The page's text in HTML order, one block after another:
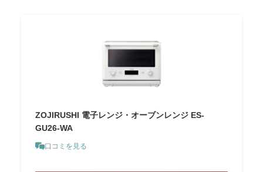
ZOJIRUSHI 電子レンジ・オーブンレンジ ES-
GU26-WA
口コミを見る